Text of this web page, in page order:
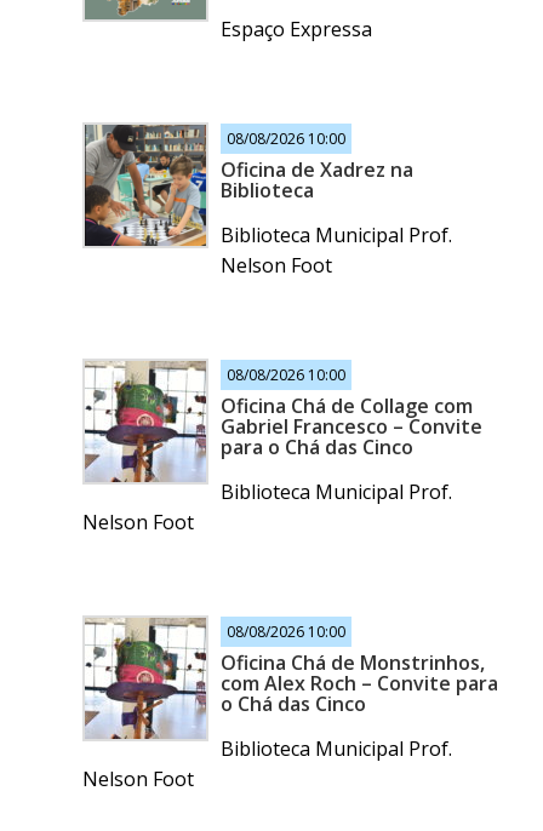
Espaço Expressa
08/08/2026 10:00
Oficina de Xadrez na
Biblioteca
Biblioteca Municipal Prof.
Nelson Foot
08/08/2026 10:00
Oficina Chá de Collage com
Gabriel Francesco – Convite
para o Chá das Cinco
Biblioteca Municipal Prof.
Nelson Foot
08/08/2026 10:00
Oficina Chá de Monstrinhos,
com Alex Roch – Convite para
o Chá das Cinco
Biblioteca Municipal Prof.
Nelson Foot